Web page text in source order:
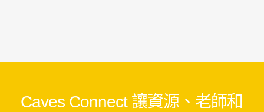
Caves Connect 讓資源、老師和